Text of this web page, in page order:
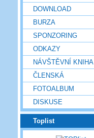
DOWNLOAD
BURZA
SPONZORING
ODKAZY
NÁVŠTĚVNÍ KNIHA
ČLENSKÁ
FOTOALBUM
DISKUSE
Toplist